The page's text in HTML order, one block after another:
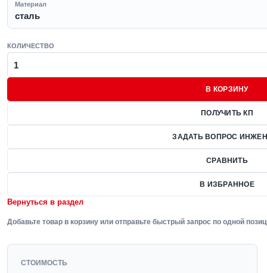
Материал
сталь
КОЛИЧЕСТВО
В КОРЗИНУ
ПОЛУЧИТЬ КП
ЗАДАТЬ ВОПРОС
СРАВНИТЬ
В ИЗБРАННОЕ
Вернуться в раздел
Добавьте товар в корзину или отправьте быстрый запрос по одной
СТОИМОСТЬ